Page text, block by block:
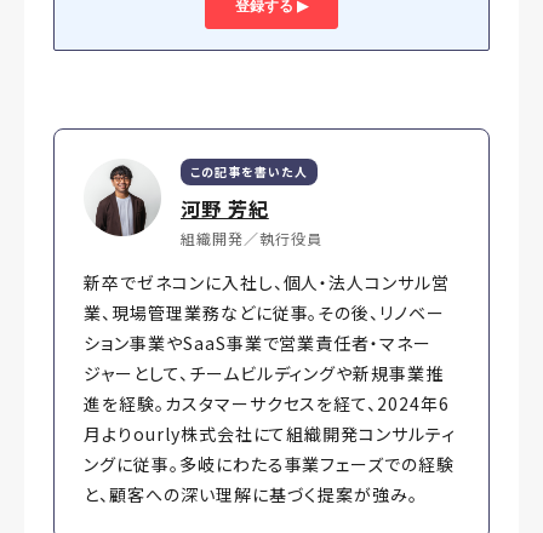
この記事を書いた人
河野 芳紀
組織開発／執行役員
新卒でゼネコンに入社し、個人・法人コンサル営
業、現場管理業務などに従事。その後、リノベー
ション事業やSaaS事業で営業責任者・マネー
ジャーとして、チームビルディングや新規事業推
進を経験。カスタマーサクセスを経て、2024年6
月よりourly株式会社にて組織開発コンサルティ
ングに従事。多岐にわたる事業フェーズでの経験
と、顧客への深い理解に基づく提案が強み。